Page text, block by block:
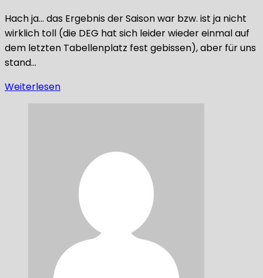
Hach ja… das Ergebnis der Saison war bzw. ist ja nicht
wirklich toll (die DEG hat sich leider wieder einmal auf
dem letzten Tabellenplatz fest gebissen), aber für uns
stand…
Weiterlesen